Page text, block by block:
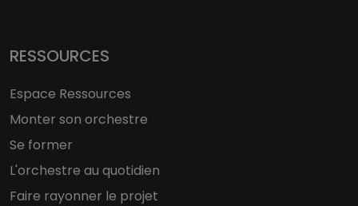
RESSOURCES
Espace Ressources
Monter son orchestre
Se former
L'orchestre au quotidien
Faire rayonner le projet